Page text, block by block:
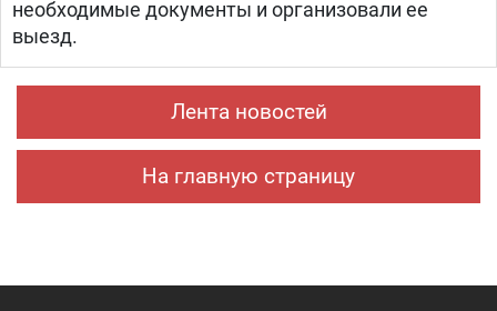
необходимые документы и организовали ее
выезд.
Лента новостей
На главную страницу